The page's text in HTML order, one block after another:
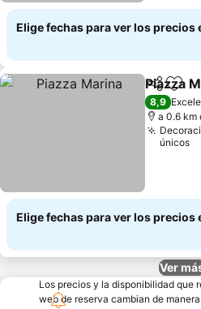
Elige fechas para ver los precios
Piazza
8,9
a 0.6 km
únicos
Elige fechas para ver los precios
Ver
Los precios y la disponibilidad que
web de reserva cambian de